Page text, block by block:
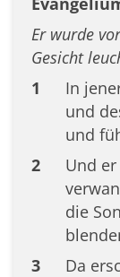
Er wurde
Gesicht
1
In
und
und
2
Und
die
3
Da